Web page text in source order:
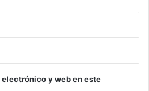
y web en este